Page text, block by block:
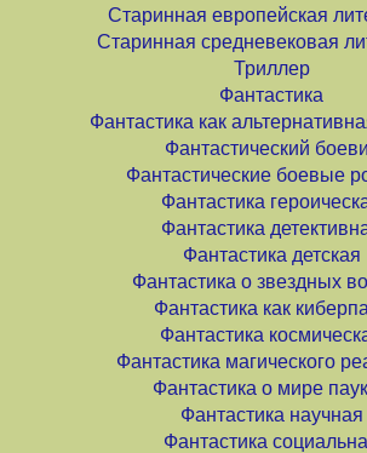
Старинная европейская
Старинная средневековая
Триллер
Фантастика
Фантастика как
Фантастический
Фантастические боевые
Фантастика
Фантастика
Фантастика детская
Фантастика о звездных
Фантастика как
Фантастика
Фантастика магического
Фантастика о мире
Фантастика научная
Фантастика